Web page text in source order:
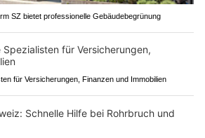
SZ bietet professionelle Gebäudebegrünung
für Versicherungen, Finanzen und Immobilien